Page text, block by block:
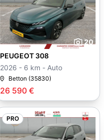
20
26 590 €
PEUGEOT 308
2026 - 6 km - Auto
Betton (35830)
PRO